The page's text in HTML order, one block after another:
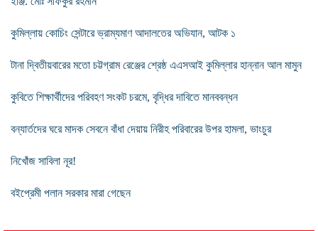
কুমিল্লায় কোচিং সেন্টারে ভ্রাম্যমাণ আদালতের অভিযান, আটক ১
টানা দ্বিতীয়বারের মতো চট্টগ্রাম রেঞ্জের শ্রেষ্ঠ এএসআই কুমিল্লার হান্নান আল মামুন
কুবিতে শিক্ষার্থীদের পরিবহণ সংকট চরমে, বৃদ্ধির দাবিতে মানববন্ধন
বন্যার্তদের ঘরে মাদক সেবনে বাঁধা দেয়ায় নিরীহ পরিবারের উপর হামলা, ভাংচুর
নিখোঁজ সাবিলা নূর!
বইপ্রেমী পলান সরকার মারা গেছেন